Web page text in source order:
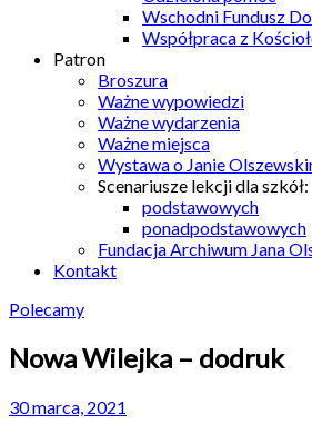
Wschodni Fundusz
Współpraca z
Patron
Broszura
Ważne wypowiedzi
Ważne wydarzenia
Ważne miejsca
Wystawa o Janie
Scenariusze lekcji dla szkół:
podstawowych
ponadpodstawowych
Fundacja Archiwum Jana
Kontakt
Polecamy
Nowa Wilejka – dodruk
30 marca, 2021